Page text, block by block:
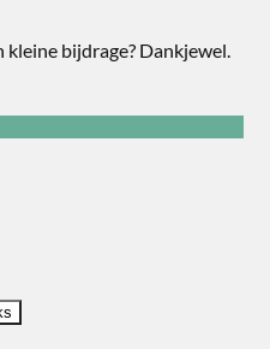
kleine bijdrage? Dankjewel.